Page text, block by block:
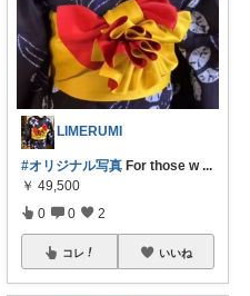
LIMERUMI
#オリジナル写真 For those w ...
￥ 49,500
0 0 2
コレ いいね